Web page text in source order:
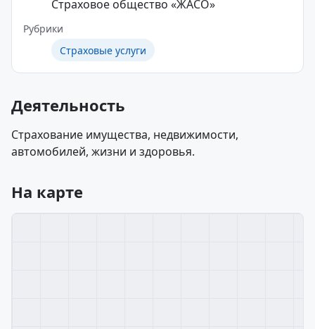
Страховое общество «ЖАСО»
Рубрики
Страховые услуги
Деятельность
Страхование имущества, недвижимости,
автомобилей, жизни и здоровья.
На карте